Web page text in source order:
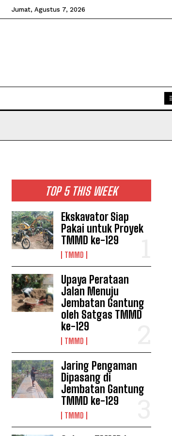
Jumat, Agustus 7, 2026
TOP 5 THIS WEEK
Ekskavator Siap
Pakai untuk Proyek
TMMD ke-129
TMMD
Upaya Perataan
Jalan Menuju
Jembatan Gantung
oleh Satgas TMMD
ke-129
TMMD
Jaring Pengaman
Dipasang di
Jembatan Gantung
TMMD ke-129
TMMD